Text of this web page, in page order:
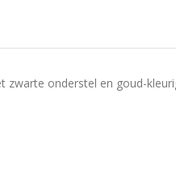
onderstel en goud-